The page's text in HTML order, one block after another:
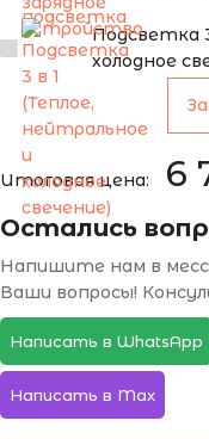
Подсветка
холодное
Итоговая цена: 6
Остались
Напишите нам в
Ваши вопросы!
Написать в WhatsApp
Написать в Max